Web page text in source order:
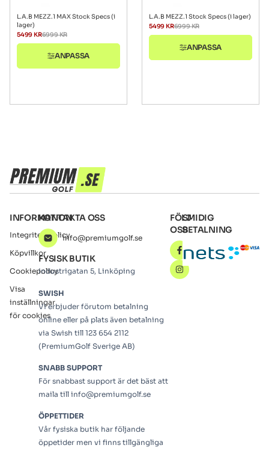
L.A.B MEZZ.1 MAX Stock Specs (i
lager)
6999KR
5499 KR
ANPASSA
L.A.B MEZZ.1 Stock Specs (i lager)
6999KR
5499 KR
ANPASSA
INFORMATION
Integritetspolicy
Köpvillkor
Cookiepolicy
Visa
inställningar
för cookies
KONTAKTA OSS
info@premiumgolf.se
FYSISK BUTIK
Industrigatan 5, Linköping
SWISH
Vi erbjuder förutom betalning
online eller på plats även betalning
via Swish till 123 654 2112
(PremiumGolf Sverige AB)
SNABB SUPPORT
För snabbast support är det bäst att
maila till info@premiumgolf.se
ÖPPETTIDER
Vår fysiska butik har följande
öppetider men vi finns tillgängliga
FÖLJ
OSS
SMIDIG
BETALNING